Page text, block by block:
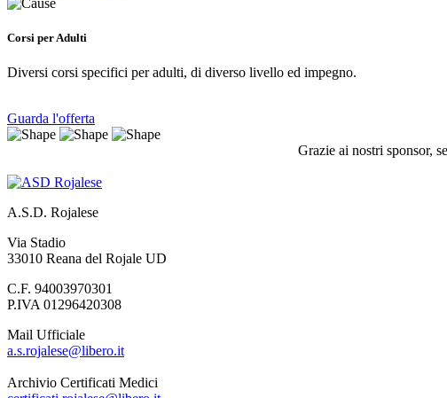
Corsi per Adulti
Diversi corsi specifici per adulti, di diverso livello ed impegno.
Guarda l'offerta
Grazie ai nostri sponsor,
A.S.D. Rojalese
Via Stadio
33010 Reana del Rojale UD
C.F. 94003970301
P.IVA 01296420308
Mail Ufficiale
a.s.rojalese@libero.it
Archivio Certificati Medici